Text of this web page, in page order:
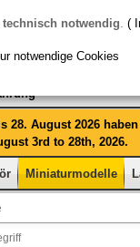
28. August 2026
3rd to 28th, 2026.
Miniaturmodelle
notwendig. (
notwendige Cookies